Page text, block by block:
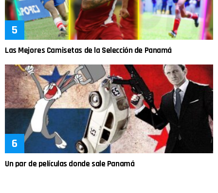
Las Mejores Camisetas de la Selección de Panamá
Un par de películas donde sale Panamá